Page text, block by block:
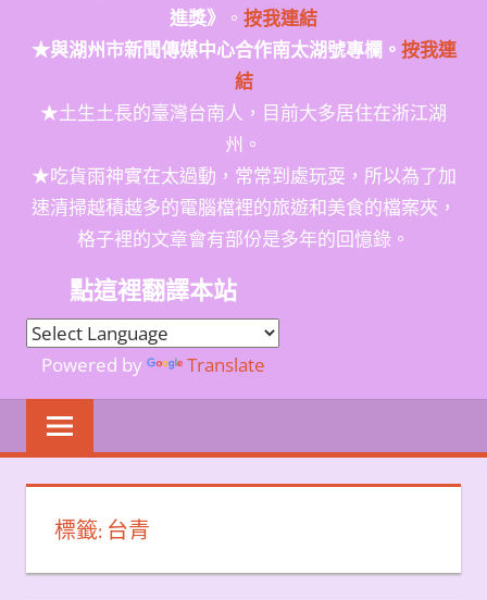
進獎》
。 按我連結
★與湖州市新聞傳媒中心合作南太湖號專欄。 按我連
結
★土生土長的臺灣台南人，目前大多居住在浙江湖
州。
★吃貨雨神實在太過動，常常到處玩耍，所以為了加
速清掃越積越多的電腦檔裡的旅遊和美食的檔案夾，
格子裡的文章會有部份是多年的回憶錄。
點這裡翻譯本站
Powered by Translate
標籤: 台青